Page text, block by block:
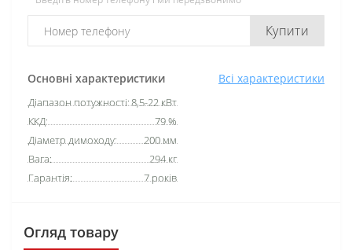
Основні характеристики Всі характеристики
Діапазон потужності:8,5-22 кВт
ККД:
79 %
Діаметр димоходу:
200 мм
Вага:
294 кг
Гарантія:
7 років
Купити
Огляд товару